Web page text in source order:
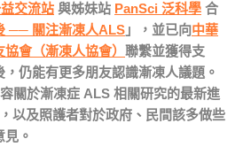
交流站 與姊妹站 PanSci 泛科學 合
── 關注漸凍人ALS 」，並已向中華
會（漸凍人協會） 聯繫並獲得支
仍能有更多朋友認識漸凍人議題。
關於漸凍症 ALS 相關研究的最新進
以及照護者對於政府、民間該多做些
。